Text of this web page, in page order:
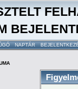
NAPTÁR